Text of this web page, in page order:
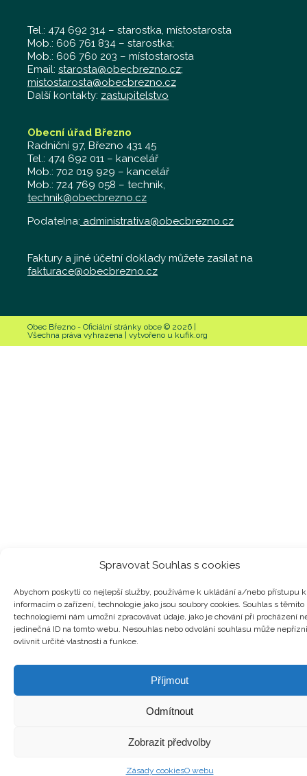
Spravovat Souhlas s cookies
Abychom poskytli co nejlepší služby, používáme k ukládání a/nebo přístupu k
informacím o zařízení, technologie jako jsou soubory cookies. Souhlas s těmito
technologiemi nám umožní zpracovávat údaje, jako je chování při procházení
jedinečná ID na tomto webu. Nesouhlas nebo odvolání souhlasu může
ovlivnit určité vlastnosti a funkce.
Příjmout
Odmítnout
Zobrazit předvolby
Zásady cookiesO webu
Tel.: 474 692 314 – starostka, místostarosta
Mob.: 606 761 834 – starostka;
Mob.: 606 760 203 – místostarosta
Email: starosta@obecbrezno.cz;
mistostarosta@obecbrezno.cz
Další kontakty: zastupitelstvo
Obecní úřad Březno
Radniční 97, Březno 431 45
Tel.: 474 692 011 – kancelář
Mob.: 702 019 929 – kancelář
Mob.: 724 769 058 – technik,
technik@obecbrezno.cz
Podatelna: administrativa@obecbrezno.cz
Faktury a jiné účetní doklady můžete zasílat na
fakturace@obecbrezno.cz
Obec Březno - Oficiální stránky obce © 2026 |
Všechna práva vyhrazena | vytvořeno u kufik.org